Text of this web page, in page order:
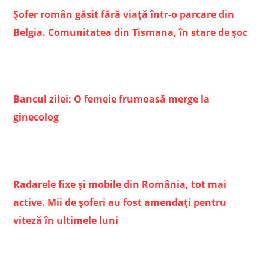
Șofer român găsit fără viață într-o parcare din
Belgia. Comunitatea din Tismana, în stare de șoc
Bancul zilei: O femeie frumoasă merge la
ginecolog
Radarele fixe și mobile din România, tot mai
active. Mii de șoferi au fost amendați pentru
viteză în ultimele luni